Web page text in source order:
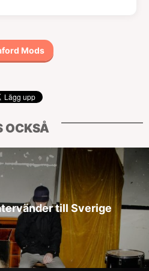
Mods
OCKSÅ
till Sverige